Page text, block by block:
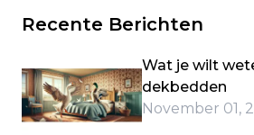
Recente Berichten
Wat je wilt
dekbedden
November 01,